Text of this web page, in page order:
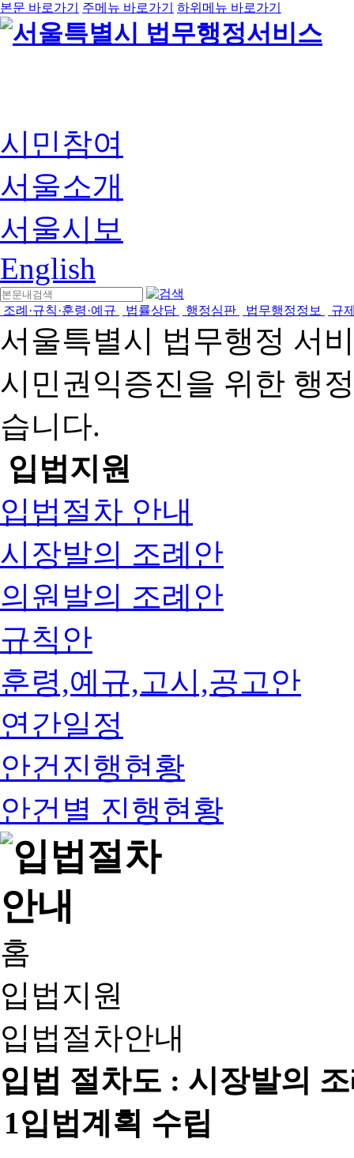
본문 바로가기 주메뉴 바로가기 하위메뉴 바로가기
시민참여
서울소개
서울시보
English
조례·규칙·훈령·예규 법률상담 행정심판 법무행정정보 규
서울특별시 법무행정 서
시민권익증진을 위한 행
습니다.
입법지원
입법절차 안내
시장발의 조례안
의원발의 조례안
규칙안
훈령,예규,고시,공고안
연간일정
안건진행현황
안건별 진행현황
홈
입법지원
입법절차안내
입법 절차도 : 시장발의
1입법계획 수립